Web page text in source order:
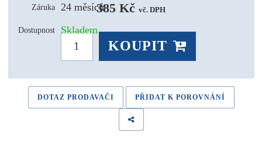
Záruka 24 měsíců
Dostupnost Skladem
385 Kč vč. DPH
KOUPIT
DOTAZ PRODAVAČI PŘIDAT K POROVNÁNÍ